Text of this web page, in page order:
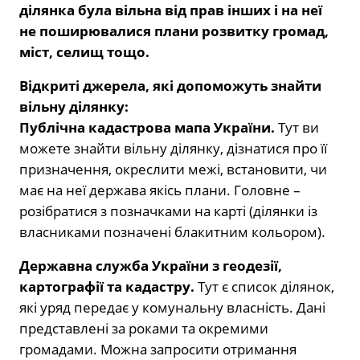
ділянка була вільна від прав інших і на неї
не поширювалися плани розвитку громад,
міст, селищ тощо.
Відкриті джерела, які допоможуть знайти
вільну ділянку:
Публічна кадастрова мапа України. Тут ви
можете знайти вільну ділянку, дізнатися про її
призначення, окреслити межі, встановити, чи
має на неї держава якісь плани. Головне –
розібратися з позначками на карті (ділянки із
власниками позначені блакитним кольором).
Державна служба України з геодезії,
картографії та кадастру. Тут є список ділянок,
які уряд передає у комунальну власність. Дані
представлені за роками та окремими
громадами. Можна запросити отримання